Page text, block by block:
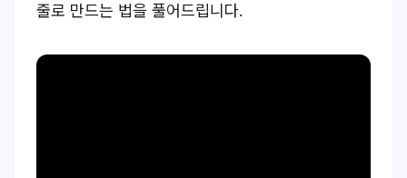
줄로 만드는 법을 풀어드립니다.